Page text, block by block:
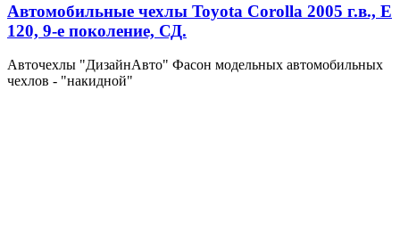
Автомобильные чехлы Toyota Corolla 2005 г.в., Е
120, 9-е поколение, СД.
Авточехлы "ДизайнАвто" Фасон модельных автомобильных
чехлов - "накидной"